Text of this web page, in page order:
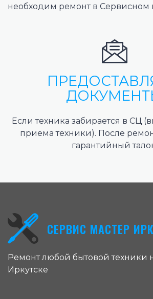
необходим ремонт в Сервисном
Если техника забирается в СЦ
приема техники). После
гарантийный
СЕРВИС МАСТЕР
Ремонт любой бытовой техники
Иркутске